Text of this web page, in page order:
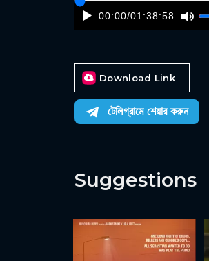
00:00/01:38:58
Download Link
টেলিগ্রামে শেয়ার করুন
Suggestions